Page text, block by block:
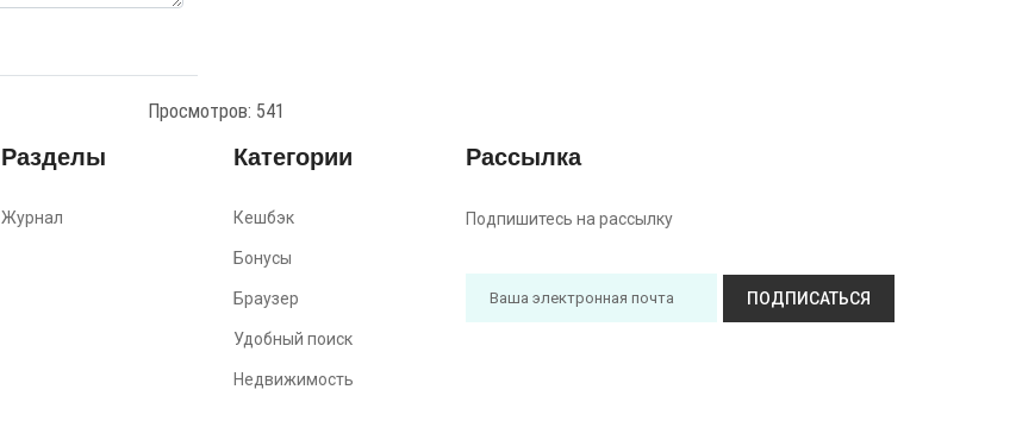
Просмотров: 541
Разделы
Журнал
Категории
Кешбэк
Бонусы
Браузер
Удобный поиск
Недвижимость
Рассылка
Подпишитесь на рассылку
ПОДПИСАТЬСЯ